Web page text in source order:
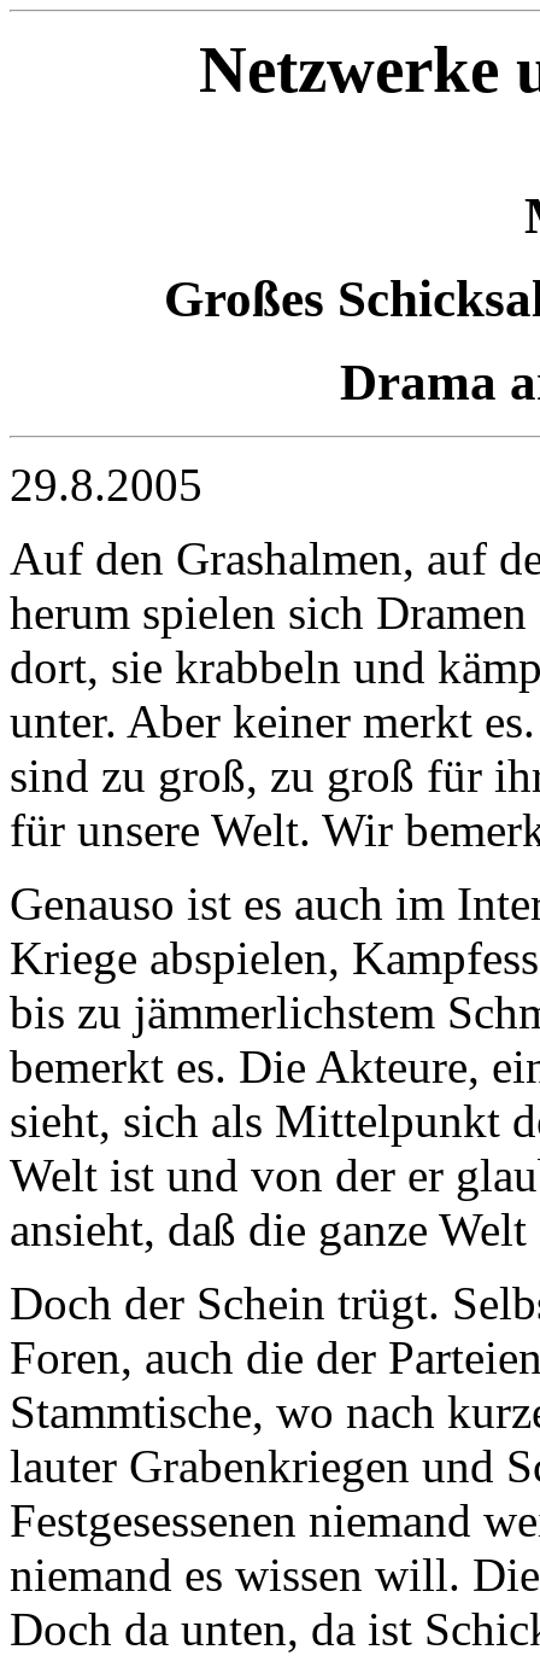
Netzwerke
Großes
Drama
29.8.2005
Auf den Grashalmen, auf
herum spielen sich
dort, sie krabbeln und
unter. Aber keiner merkt
sind zu groß, zu groß für
für unsere Welt. Wir
Genauso ist es auch im
Kriege abspielen,
bis zu jämmerlichstem
bemerkt es. Die Akteure,
sieht, sich als Mittelpunkt
Welt ist und von der er
ansieht, daß die ganze
Doch der Schein trügt.
Foren, auch die der
Stammtische, wo nach
lauter Grabenkriegen und
Festgesessenen niemand
niemand es wissen will.
Doch da unten, da ist